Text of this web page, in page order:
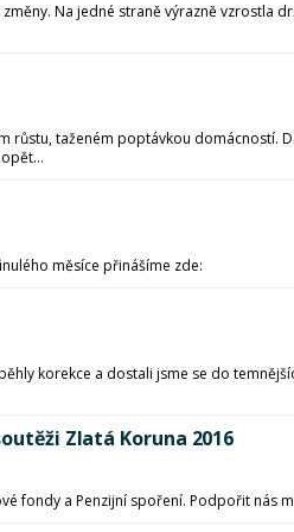
Na jedné straně výrazně
růstu, taženém poptávkou
měsíce přinášíme zde:
korekce a dostali jsme se do
Zlatá Koruna 2016
fondy a Penzijní spoření. Podpořit nás